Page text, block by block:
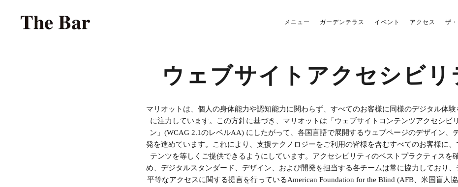
メニュー ガーデンテラス イベント アクセス ザ
ウェブサイトアクセシビリ
マリオットは、個人の身体能力や認知能力に関わらず、すべてのお客様に同様のデジタル体験
に注力しています。この方針に基づき、マリオットは「ウェブサイトコンテンツアクセシビ
ン」(WCAG 2.1のレベルAA) にしたがって、各国言語で展開するウェブページのデザイン、
発を進めています。これにより、支援テクノロジーをご利用の皆様を含むすべてのお客様に
テンツを等しくご提供できるようにしています。アクセシビリティのベストプラクティスを
め、デジタルスタンダード、デザイン、および開発を担当する各チームは常に協力しており
平等なアクセスに関する提言を行っているAmerican Foundation for the Blind (AFB、米国盲人